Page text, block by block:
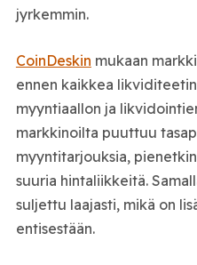
jyrkemmin.
CoinDeskin mukaan
ennen kaikkea
myyntiaallon ja
markkinoilta puuttuu
myyntitarjouksia,
suuria hintaliikkeitä.
suljettu laajasti, mikä on
entisestään.